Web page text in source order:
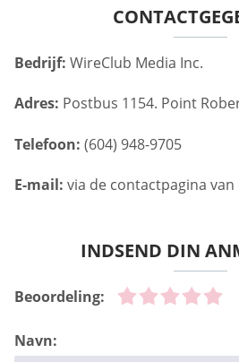
Bedrijf: WireClub Media Inc.
Adres: Postbus 1154. Point
Telefoon: (604) 948-9705
E-mail: via de contactpagina
INDSEND DIN
Beoordeling:
Navn: